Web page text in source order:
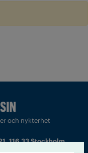
och nykterhet
116 33 Stockholm